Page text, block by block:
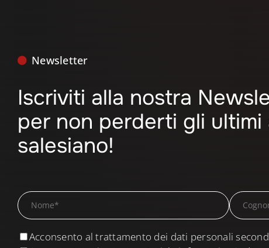
Newsletter
Iscriviti alla nostra
per non perderti gli
salesiano!
Acconsento al trattamento dei dati personali